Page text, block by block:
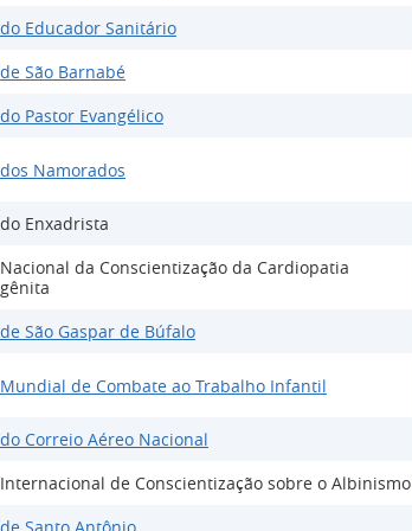
Educador Sanitário
São Barnabé
Pastor Evangélico
Namorados
Enxadrista
da Conscientização da Cardiopatia
São Gaspar de Búfalo
de Combate ao Trabalho Infantil
Correio Aéreo Nacional
de Conscientização sobre o Albinismo